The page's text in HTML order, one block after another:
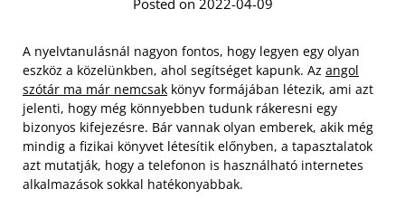
Posted on 2022-04-09
A nyelvtanulásnál nagyon fontos, hogy legyen egy olyan
eszköz a közelünkben, ahol segítséget kapunk. Az angol
szótár ma már nemcsak könyv formájában létezik, ami azt
jelenti, hogy még könnyebben tudunk rákeresni egy
bizonyos kifejezésre. Bár vannak olyan emberek, akik még
mindig a fizikai könyvet létesítik előnyben, a tapasztalatok
azt mutatják, hogy a telefonon is használható internetes
alkalmazások sokkal hatékonyabbak.